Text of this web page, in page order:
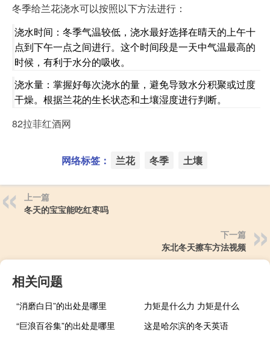
冬季给兰花浇水可以按照以下方法进行：
浇水时间：冬季气温较低，浇水最好选择在晴天的上午十
点到下午一点之间进行。这个时间段是一天中气温最高的
时候，有利于水分的吸收。
浇水量：掌握好每次浇水的量，避免导致水分积聚或过度
干燥。根据兰花的生长状态和土壤湿度进行判断。
82拉菲红酒网
网络标签： 兰花 冬季 土壤
上一篇
冬天的宝宝能吃红枣吗
下一篇
东北冬天擦车方法视频
相关问题
“消磨白日”的出处是哪里
力矩是什么力 力矩是什么
“巨浪百谷集”的出处是哪里
这是哈尔滨的冬天英语